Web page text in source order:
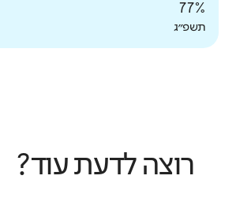
77%
תשפ״ג
רוצה לדעת עוד?